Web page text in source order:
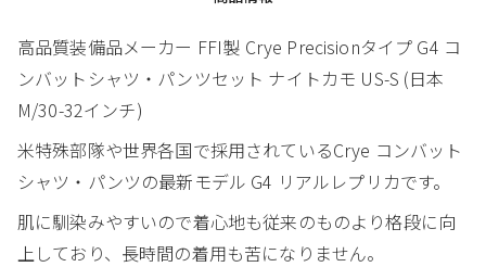
高品質装備品メーカー FFI製 Crye Precisionタイプ G4 コ
ンバットシャツ・パンツセット ナイトカモ US-S (日本
M/30-32インチ)
米特殊部隊や世界各国で採用されているCrye コンバット
シャツ・パンツの最新モデル G4 リアルレプリカです。
肌に馴染みやすいので着心地も従来のものより格段に向
上しており、長時間の着用も苦になりません。